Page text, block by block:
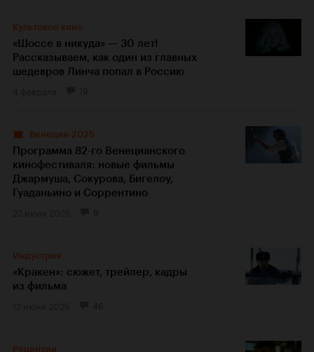
Культовое кино
«Шоссе в никуда» — 30 лет!
Рассказываем, как один из главных
шедевров Линча попал в Россию
Венеция-2025
Программа 82-го Венецианского
кинофестиваля: новые фильмы
Джармуша, Сокурова, Бигелоу,
Гуаданьино и Соррентино
Индустрия
«Кракен»: сюжет, трейлер, кадры
из фильма
Рецензии